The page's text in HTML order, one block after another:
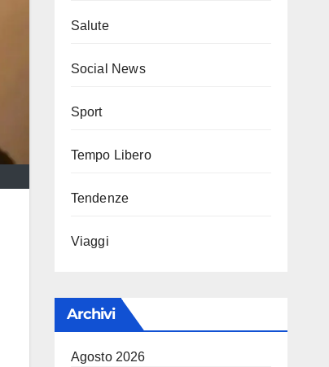
Salute
Social News
Sport
Tempo Libero
Tendenze
Viaggi
Archivi
Agosto 2026